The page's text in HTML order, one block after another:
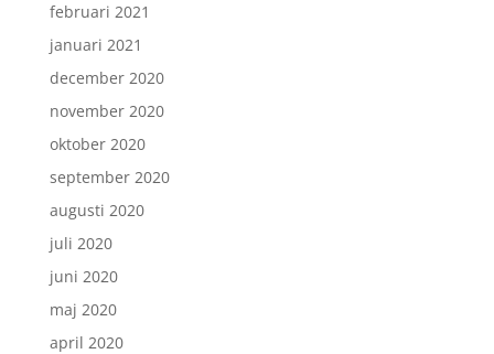
februari 2021
januari 2021
december 2020
november 2020
oktober 2020
september 2020
augusti 2020
juli 2020
juni 2020
maj 2020
april 2020